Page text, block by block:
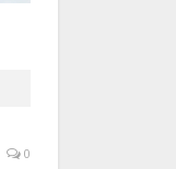
0